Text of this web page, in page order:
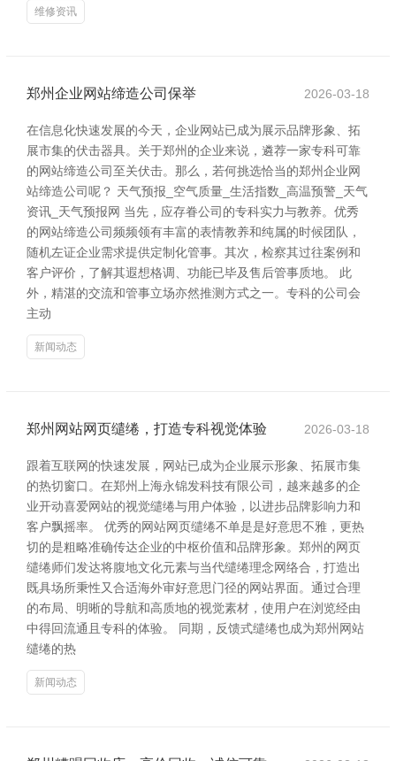
维修资讯
郑州企业网站缔造公司保举 2026-03-18
在信息化快速发展的今天，企业网站已成为展示品牌形象、拓
展市集的伏击器具。关于郑州的企业来说，遴荐一家专科可靠
的网站缔造公司至关伏击。那么，若何挑选恰当的郑州企业网
站缔造公司呢？ 天气预报_空气质量_生活指数_高温预警_天气
资讯_天气预报网 当先，应存眷公司的专科实力与教养。优秀
的网站缔造公司频频领有丰富的表情教养和纯属的时候团队，
随机左证企业需求提供定制化管事。其次，检察其过往案例和
客户评价，了解其遐想格调、功能已毕及售后管事质地。 此
外，精湛的交流和管事立场亦然推测方式之一。专科的公司会
主动
新闻动态
郑州网站网页缱绻，打造专科视觉体验 2026-03-18
跟着互联网的快速发展，网站已成为企业展示形象、拓展市集
的热切窗口。在郑州上海永锦发科技有限公司，越来越多的企
业开动喜爱网站的视觉缱绻与用户体验，以进步品牌影响力和
客户飘摇率。 优秀的网站网页缱绻不单是是好意思不雅，更热
切的是粗略准确传达企业的中枢价值和品牌形象。郑州的网页
缱绻师们发达将腹地文化元素与当代缱绻理念网络合，打造出
既具场所秉性又合适海外审好意思门径的网站界面。通过合理
的布局、明晰的导航和高质地的视觉素材，使用户在浏览经由
中得回流通且专科的体验。 同期，反馈式缱绻也成为郑州网站
缱绻的热
新闻动态